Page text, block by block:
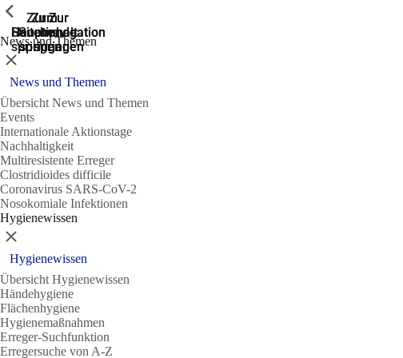
Zur
Suche
springen
Zur
Hauptnavigation
springen
Zur
Hauptnavigation
springen
Zum
Hauptinhalt
springen
Zum
Seitenende
springen
News und Themen
Zeige vorherige
Schließen
News und Themen
Übersicht News und Themen
Events
Internationale Aktionstage
Nachhaltigkeit
Multiresistente Erreger
Clostridioides difficile
Coronavirus SARS-CoV-2
Nosokomiale Infektionen
Hygienewissen
Zeige vorherige
Schließen
Hygienewissen
Übersicht Hygienewissen
Händehygiene
Flächenhygiene
Hygienemaßnahmen
Erreger-Suchfunktion
Erregersuche von A-Z
Zeige vorherige